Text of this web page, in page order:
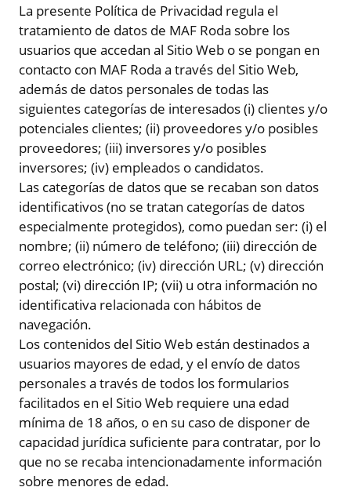
La presente Política de Privacidad regula el
tratamiento de datos de MAF Roda sobre los
usuarios que accedan al Sitio Web o se pongan en
contacto con MAF Roda a través del Sitio Web,
además de datos personales de todas las
siguientes categorías de interesados (i) clientes y/o
potenciales clientes; (ii) proveedores y/o posibles
proveedores; (iii) inversores y/o posibles
inversores; (iv) empleados o candidatos.
Las categorías de datos que se recaban son datos
identificativos (no se tratan categorías de datos
especialmente protegidos), como puedan ser: (i) el
nombre; (ii) número de teléfono; (iii) dirección de
correo electrónico; (iv) dirección URL; (v) dirección
postal; (vi) dirección IP; (vii) u otra información no
identificativa relacionada con hábitos de
navegación.
Los contenidos del Sitio Web están destinados a
usuarios mayores de edad, y el envío de datos
personales a través de todos los formularios
facilitados en el Sitio Web requiere una edad
mínima de 18 años, o en su caso de disponer de
capacidad jurídica suficiente para contratar, por lo
que no se recaba intencionadamente información
sobre menores de edad.